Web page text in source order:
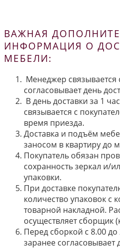
ВАЖНАЯ
ИНФОРМАЦИЯ О
МЕБЕЛИ:
Менеджер связывается
согласовывает день
В день доставки за 1
связывается с
время приезда.
Доставка и подъём
заносом в квартиру до
Покупатель обязан
сохранность зеркал и/
упаковки.
При доставке
количество упаковок с
товарной накладной.
осуществляет сборщик
Перед сборкой с 8.00
заранее